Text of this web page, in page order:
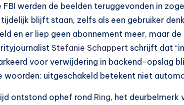
FBI werden de beelden teruggevonden in
blijft staan, zelfs als een gebruiker
en er liep geen abonnement meer, maar
Stefanie Schappert schrijft dat
voor verwijdering in backend-opslag
woorden: uitgeschakeld betekent niet
ontstond ophef rond Ring, het deurbelmerk